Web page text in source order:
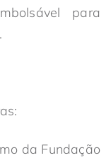
para
da Fundação